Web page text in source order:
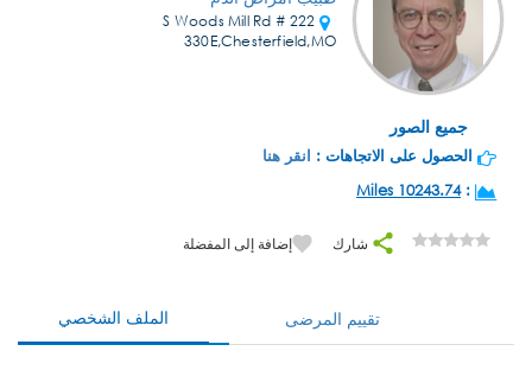
جميع الصور
222 S Woods Mill Rd #
330E,Chesterfield,MO
الحصول على الاتجاهات : انقر هنا
:
10243.74 Miles
شارك إضافة إلى المفضلة
الملف الشخصي تقييم المرضى